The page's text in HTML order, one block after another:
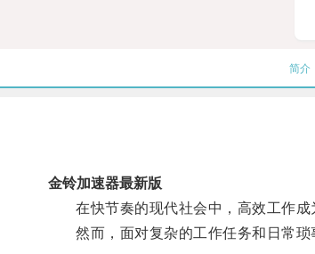
简介
金铃加速器最新版
在快节奏的现代社会中，高效工作成
然而，面对复杂的工作任务和日常琐